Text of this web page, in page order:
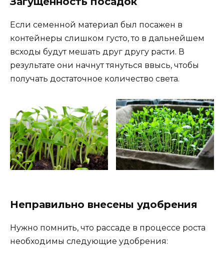
Если семенной материал был посажен в
контейнеры слишком густо, то в дальнейшем
всходы будут мешать друг другу расти. В
результате они начнут тянуться ввысь, чтобы
получать достаточное количество света.
Неправильно внесены удобрения
Нужно помнить, что рассаде в процессе роста
необходимы следующие удобрения: